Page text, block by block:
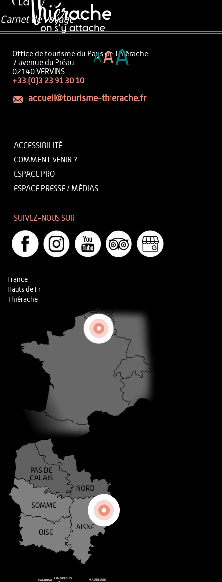
Office de tourisme du Pays de Thiérache
7 avenue du Préau
02140 VERVINS
+33 (0)3 23 91 30 10
accueil@tourisme-thierache.fr
ACCESSIBILITÉ
COMMENT VENIR ?
ESPACE PRO
ESPACE PRESSE / MÉDIAS
SUIVEZ-NOUS SUR
France
Hauts de Fr
Thiérache
Carnet de voyage
AAA